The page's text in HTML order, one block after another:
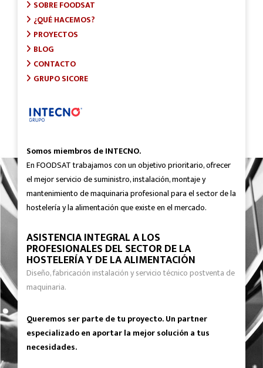
SOBRE FOODSAT
¿QUÉ HACEMOS?
PROYECTOS
BLOG
CONTACTO
GRUPO SICORE
Somos miembros de INTECNO.
En FOODSAT trabajamos con un objetivo prioritario, ofrecer
el mejor servicio de suministro, instalación, montaje y
mantenimiento de maquinaria profesional para el sector de la
hostelería y la alimentación que existe en el mercado.
ASISTENCIA INTEGRAL A LOS
PROFESIONALES DEL SECTOR DE LA
HOSTELERÍA Y DE LA ALIMENTACIÓN
Diseño, fabricación instalación y servicio técnico postventa de
maquinaria.
Queremos ser parte de tu proyecto. Un partner
especializado en aportar la mejor solución a tus
necesidades.